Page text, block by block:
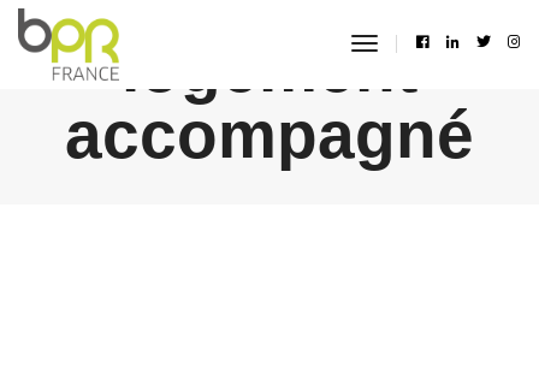
toggle
logement
accompagné